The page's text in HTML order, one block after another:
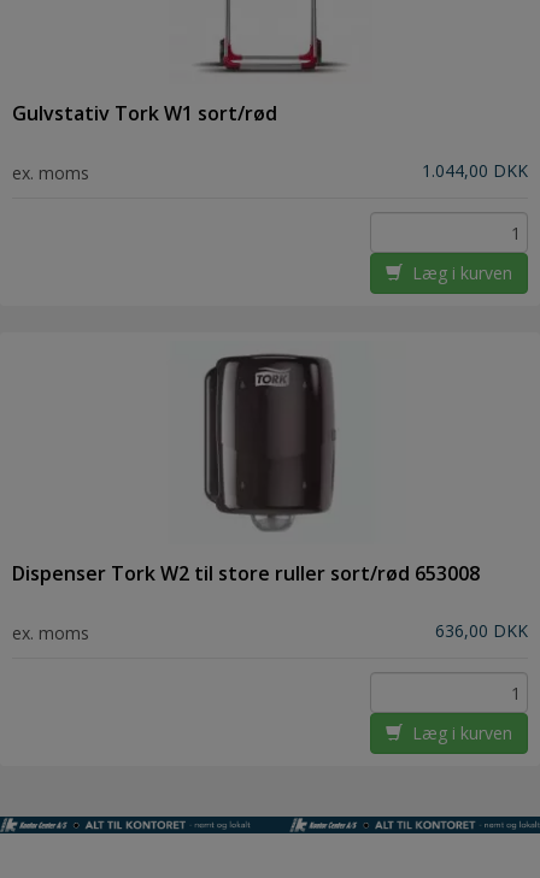
Gulvstativ Tork W1 sort/rød
ex. moms 1.044,00 DKK
Læg i kurven
Dispenser Tork W2 til store ruller sort/rød 653008
ex. moms 636,00 DKK
Læg i kurven